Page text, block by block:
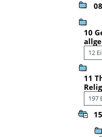
10
12
11
197